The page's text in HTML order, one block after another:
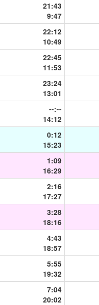
21:43
9:47
22:12
10:49
22:45
11:53
23:24
13:01
--:--
14:12
0:12
15:23
1:09
16:29
2:16
17:27
3:28
18:16
4:43
18:57
5:55
19:32
7:04
20:02